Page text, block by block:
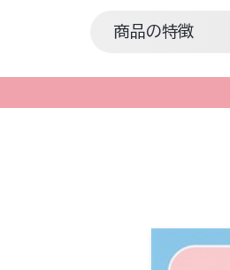
商品の特徴